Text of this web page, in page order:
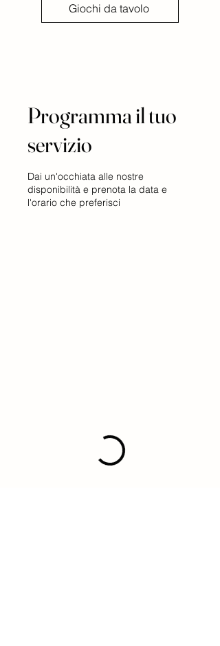
Giochi da tavolo
Programma il tuo
servizio
Dai un'occhiata alle nostre
disponibilità e prenota la data e
l'orario che preferisci